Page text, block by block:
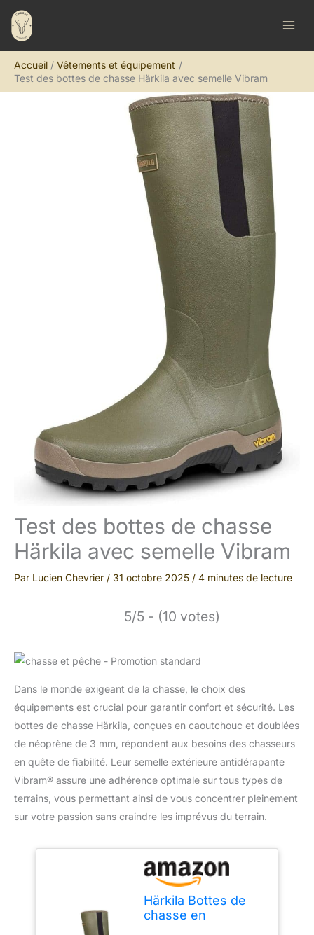
Aller
contenu
Accueil
Vêtements et équipement
Test des bottes de chasse Härkila avec semelle Vibram
Test des bottes de chasse
Härkila avec semelle Vibram
Par Lucien Chevrier / 31 octobre 2025 / 4 minutes de lecture
5/5 - (10 votes)
Dans le monde exigeant de la chasse, le choix des
équipements est crucial pour garantir confort et sécurité. Les
bottes de chasse Härkila, conçues en caoutchouc et doublées
de néoprène de 3 mm, répondent aux besoins des chasseurs
en quête de fiabilité. Leur semelle extérieure antidérapante
Vibram® assure une adhérence optimale sur tous types de
terrains, vous permettant ainsi de vous concentrer pleinement
sur votre passion sans craindre les imprévus du terrain.
Härkila Bottes de
chasse en
R
e
h